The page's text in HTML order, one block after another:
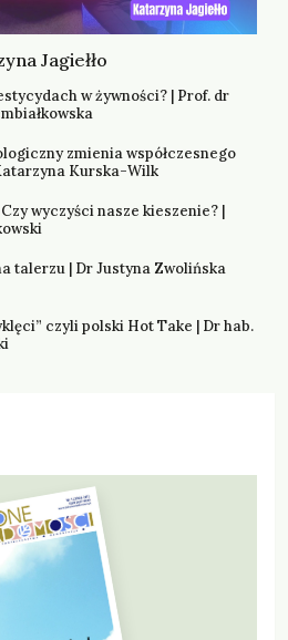
Jagiełło
w żywności? | Prof. dr
zmienia współczesnego
Kurska-Wilk
wyczyści nasze kieszenie? |
talerzu | Dr Justyna Zwolińska
czyli polski Hot Take | Dr hab.